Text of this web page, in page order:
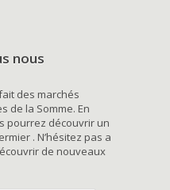
nous
des marchés
de la Somme. En
pourrez découvrir un
. N’hésitez pas a
de nouveaux